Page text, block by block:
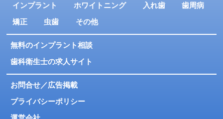
インプラント ホワイトニング 入れ歯
歯周病
矯正
虫歯 その他
無料のインプラント相談
歯科衛生士の求人サイト
お問合せ／広告掲載
プライバシーポリシー